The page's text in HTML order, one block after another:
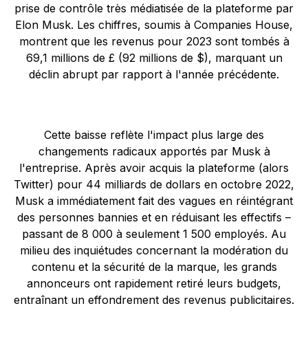
prise de contrôle très médiatisée de la plateforme par
Elon Musk. Les chiffres, soumis à Companies House,
montrent que les revenus pour 2023 sont tombés à
69,1 millions de £ (92 millions de $), marquant un
déclin abrupt par rapport à l'année précédente.
Cette baisse reflète l'impact plus large des
changements radicaux apportés par Musk à
l'entreprise. Après avoir acquis la plateforme (alors
Twitter) pour 44 milliards de dollars en octobre 2022,
Musk a immédiatement fait des vagues en réintégrant
des personnes bannies et en réduisant les effectifs –
passant de 8 000 à seulement 1 500 employés. Au
milieu des inquiétudes concernant la modération du
contenu et la sécurité de la marque, les grands
annonceurs ont rapidement retiré leurs budgets,
entraînant un effondrement des revenus publicitaires.